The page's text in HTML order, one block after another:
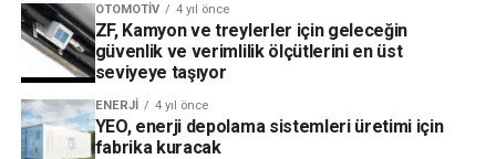
OTOMOTIV 4 yıl önce
ZF, Kamyon ve treylerler için geleceğin
güvenlik ve verimlilik ölçütlerini en üst
seviyeye taşıyor
ENERJI 4 yıl önce
YEO, enerji depolama sistemleri üretimi için
fabrika kuracak